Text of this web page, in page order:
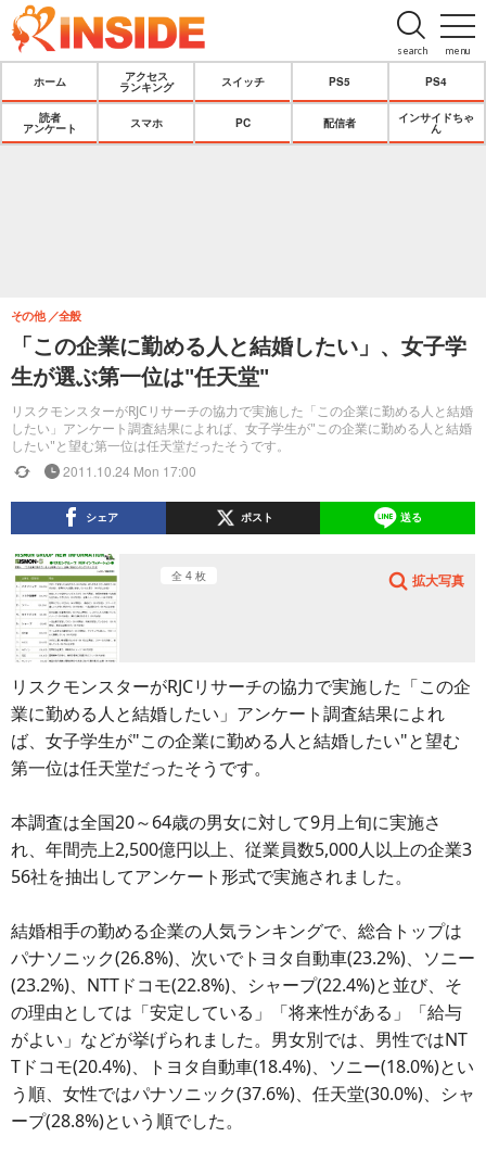
menu
search
ホーム
アクセス
ランキング
スイッチ PS5 PS4
読者
アンケート
スマホ PC 配信者
インサイドちゃ
ん
「この企業に勤める人と結婚したい」、女子学
生が選ぶ第一位は"任天堂"
リスクモンスターがRJCリサーチの協力で実施した「この企業に勤める人と結婚
したい」アンケート調査結果によれば、女子学生が"この企業に勤める人と結婚
したい"と望む第一位は任天堂だったそうです。
その他 全般
2011.10.24 Mon 17:00
シェア ポスト 送る
全 4 枚 拡大写真
リスクモンスターがRJCリサーチの協力で実施した「この企
業に勤める人と結婚したい」アンケート調査結果によれ
ば、女子学生が"この企業に勤める人と結婚したい"と望む
第一位は任天堂だったそうです。
本調査は全国20～64歳の男女に対して9月上旬に実施さ
れ、年間売上2,500億円以上、従業員数5,000人以上の企業3
56社を抽出してアンケート形式で実施されました。
結婚相手の勤める企業の人気ランキングで、総合トップは
パナソニック(26.8%)、次いでトヨタ自動車(23.2%)、ソニー
(23.2%)、NTTドコモ(22.8%)、シャープ(22.4%)と並び、そ
の理由としては「安定している」「将来性がある」「給与
がよい」などが挙げられました。男女別では、男性ではNT
Tドコモ(20.4%)、トヨタ自動車(18.4%)、ソニー(18.0%)とい
う順、女性ではパナソニック(37.6%)、任天堂(30.0%)、シャ
ープ(28.8%)という順でした。